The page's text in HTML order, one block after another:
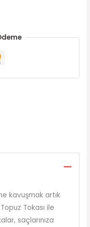
kavuşmak artık
Tokası ile
saçlarınıza